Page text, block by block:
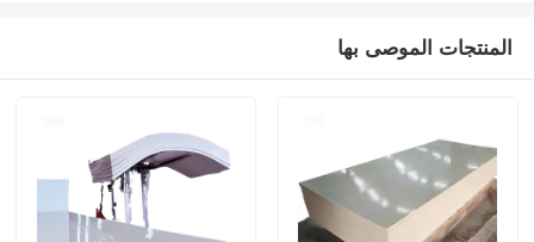
المنتجات الموصى بها